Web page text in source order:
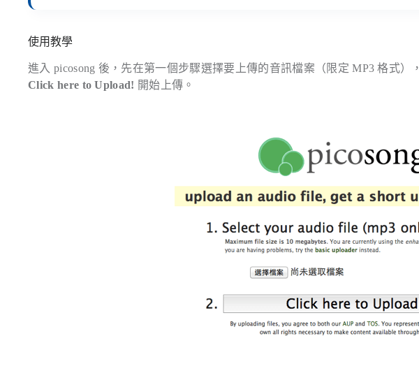
使用教學
進入 picosong 後，先在第一個步驟選擇要上傳的音訊檔案（限定 MP3 格式），
Click here to Upload! 開始上傳。